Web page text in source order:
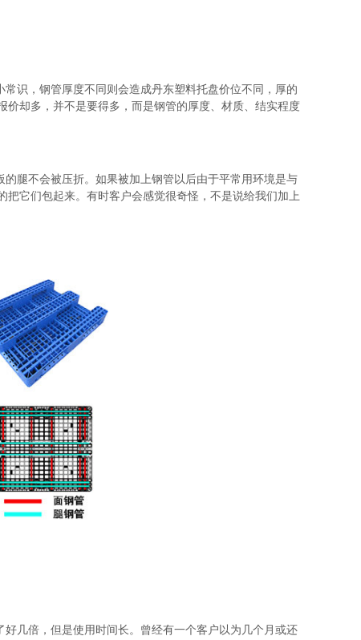
识，钢管厚度不同则会造成丹东塑料托盘价位不同，厚的
却多，并不是要得多，而是钢管的厚度、材质、结实程度
腿不会被压折。如果被加上钢管以后由于平常用环境是与
它们包起来。有时客户会感觉很奇怪，不是说给我们加上
几倍，但是使用时间长。曾经有一个客户以为几个月或还